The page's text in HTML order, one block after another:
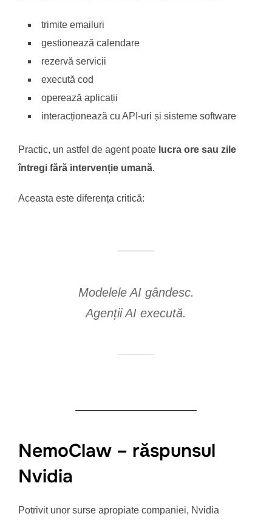
trimite emailuri
gestionează calendare
rezervă servicii
execută cod
operează aplicații
interacționează cu API-uri și sisteme software
Practic, un astfel de agent poate lucra ore sau zile
întregi fără intervenție umană.
Aceasta este diferența critică:
Modelele AI gândesc.
Agenții AI execută.
NemoClaw – răspunsul
Nvidia
Potrivit unor surse apropiate companiei, Nvidia